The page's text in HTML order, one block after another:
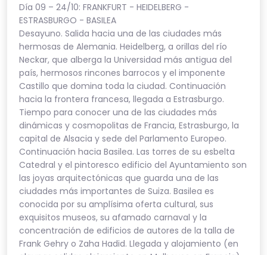
Día 09 – 24/10: FRANKFURT - HEIDELBERG -
ESTRASBURGO - BASILEA
Desayuno. Salida hacia una de las ciudades más
hermosas de Alemania. Heidelberg, a orillas del río
Neckar, que alberga la Universidad más antigua del
país, hermosos rincones barrocos y el imponente
Castillo que domina toda la ciudad. Continuación
hacia la frontera francesa, llegada a Estrasburgo.
Tiempo para conocer una de las ciudades más
dinámicas y cosmopolitas de Francia, Estrasburgo, la
capital de Alsacia y sede del Parlamento Europeo.
Continuación hacia Basilea. Las torres de su esbelta
Catedral y el pintoresco edificio del Ayuntamiento son
las joyas arquitectónicas que guarda una de las
ciudades más importantes de Suiza. Basilea es
conocida por su amplísima oferta cultural, sus
exquisitos museos, su afamado carnaval y la
concentración de edificios de autores de la talla de
Frank Gehry o Zaha Hadid. Llegada y alojamiento (en